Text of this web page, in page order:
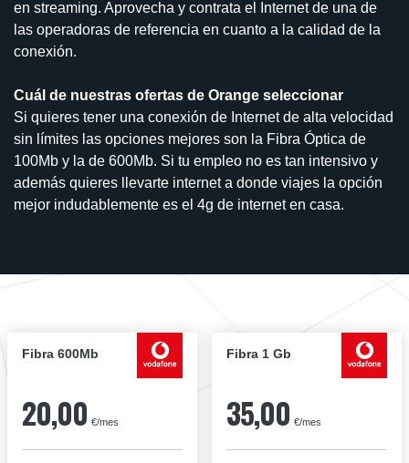
en streaming. Aprovecha y contrata el Internet de una de
las operadoras de referencia en cuanto a la calidad de la
conexión.
Cuál de nuestras ofertas de Orange seleccionar
Si quieres tener una conexión de Internet de alta velocidad
sin límites las opciones mejores son la Fibra Óptica de
100Mb y la de 600Mb. Si tu empleo no es tan intensivo y
además quieres llevarte internet a donde viajes la opción
mejor indudablemente es el 4g de internet en casa.
Fibra 600Mb
20,00 €/mes
Fibra 1 Gb
35,00 €/mes